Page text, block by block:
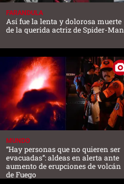
FARANDULA
Así fue la lenta y dolorosa muerte
de la querida actriz de Spider-Man
MUNDO
“Hay personas que no quieren ser
evacuadas”: aldeas en alerta ante
aumento de erupciones de volcán
de Fuego